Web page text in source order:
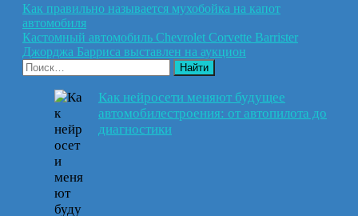
Навигация
по
записям
Как правильно называется мухобойка на капот
автомобиля
Кастомный автомобиль Chevrolet Corvette Barrister
Джорджа Барриса выставлен на аукцион
Как нейросети меняют будущее
автомобилестроения: от автопилота до
диагностики